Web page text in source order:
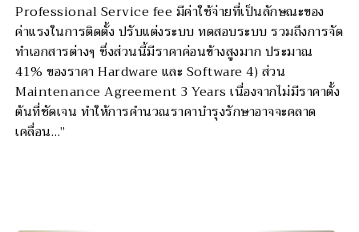
Professional Service fee มีค่าใช้จ่ายที่เป็นลักษณะของ
ค่าแรงในการติดตั้ง ปรับแต่งระบบ ทดสอบระบบ รวมถึงการจัด
ทำเอกสารต่างๆ ซึ่งส่วนนี้มีราคาค่อนข้างสูงมาก ประมาณ
41% ของราคา Hardware และ Software 4) ส่วน
Maintenance Agreement 3 Years เนื่องจากไม่มีราคาตั้ง
ต้นที่ชัดเจน ทำให้การคำนวณราคาบำรุงรักษาอาจจะคลาด
เคลื่อน…”